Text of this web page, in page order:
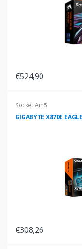
€524,90
Socket Am5
GIGABYTE X870E
€308,26